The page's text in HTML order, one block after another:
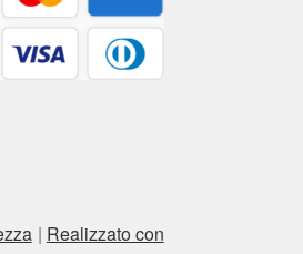
Realizzato con